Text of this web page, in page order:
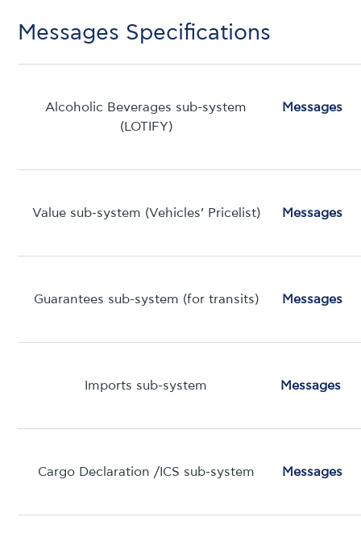
Messages Specifications
Alcoholic Beverages sub-system
(LOTIFY)
Messages
Value sub-system (Vehicles’ Pricelist) Messages
Guarantees sub-system (for transits) Messages
Imports sub-system Messages
Cargo Declaration /ΙCS sub-system Messages